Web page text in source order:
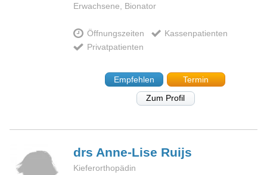
Erwachsene, Bionator
Öffnungszeiten
Kassenpatienten
Privatpatienten
Empfehlen
Termin
Zum Profil
drs Anne-Lise Ruijs
Kieferorthopädin